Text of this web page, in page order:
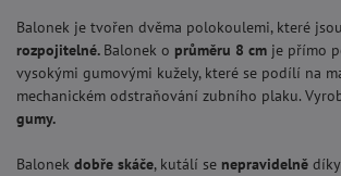
Balonek je tvořen dvěma polokoulemi, které
rozpojitelné. Balonek o průměru 8 cm je přímo
vysokými gumovými kužely, které se podílí na
mechanickém odstraňování zubního plaku.
gumy.
Balonek dobře skáče, kutálí se nepravidelně